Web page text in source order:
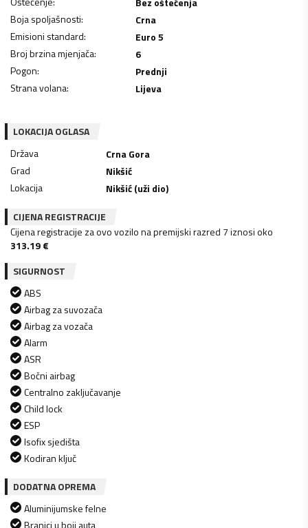
Boja spoljašnosti:
Crna
Emisioni standard:
Euro 5
Broj brzina mjenjača:
6
Pogon:
Prednji
Strana volana: Lijeva
LOKACIJA OGLASA
Država
Crna Gora
Grad
Nikšić
Lokacija
Nikšić (uži dio)
CIJENA REGISTRACIJE
Cijena registracije za ovo vozilo na premijski razred 7 iznosi oko
313.19€
SIGURNOST
ABS
Airbag za suvozača
Airbag za vozača
Alarm
ASR
Bočni airbag
Centralno zaključavanje
Child lock
ESP
Isofix sjedišta
Kodiran ključ
DODATNA OPREMA
Aluminijumske felne
Branici u boji auta